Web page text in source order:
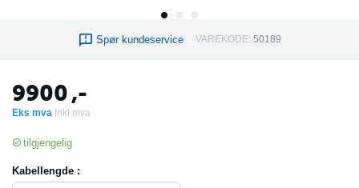
Spør kundeservice VAREKODE: 50189
9900,-
Eks mva Inkl mva
tilgjengelig
Kabellengde :